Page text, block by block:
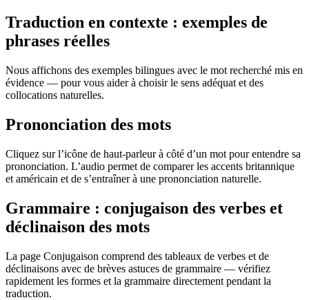
Traduction en contexte : exemples de
phrases réelles
Nous affichons des exemples bilingues avec le mot recherché mis en
évidence — pour vous aider à choisir le sens adéquat et des
collocations naturelles.
Prononciation des mots
Cliquez sur l’icône de haut-parleur à côté d’un mot pour entendre sa
prononciation. L’audio permet de comparer les accents britannique
et américain et de s’entraîner à une prononciation naturelle.
Grammaire : conjugaison des verbes et
déclinaison des mots
La page Conjugaison comprend des tableaux de verbes et de
déclinaisons avec de brèves astuces de grammaire — vérifiez
rapidement les formes et la grammaire directement pendant la
traduction.